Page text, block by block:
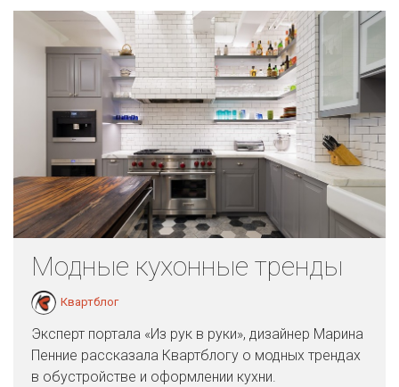
Модные кухонные тренды
Квартблог
Эксперт портала «Из рук в руки», дизайнер Марина
Пенние рассказала Квартблогу о модных трендах
в обустройстве и оформлении кухни.